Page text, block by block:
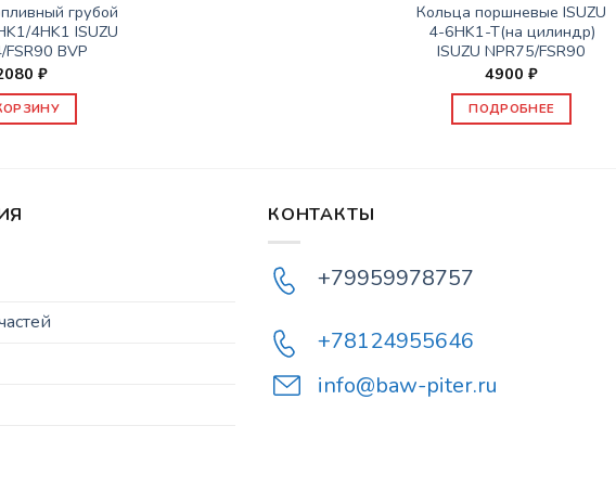
грубой
4HK1 ISUZU
FSR90 BVP
₽
Кольца поршневые ISUZU
4-6HK1-T(на цилиндр)
ISUZU NPR75/FSR90
4900₽
ПОДРОБНЕЕ
КОНТАКТЫ
+79959978757
+78124955646
info@baw-piter.ru